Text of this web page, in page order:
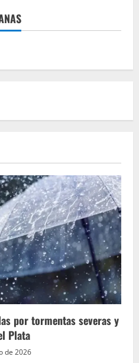
por tormentas severas y
Plata
de 2026